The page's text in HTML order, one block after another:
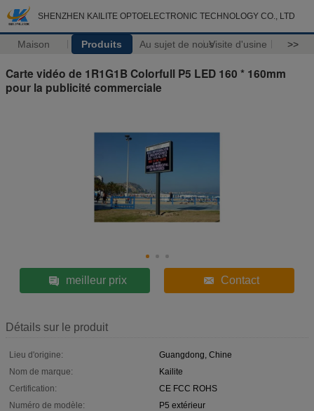
SHENZHEN KAILITE OPTOELECTRONIC TECHNOLOGY CO., LTD
Maison Produits Au sujet de nousVisite d'usine >>
Carte vidéo de 1R1G1B Colorfull P5 LED 160 * 160mm
pour la publicité commerciale
meilleur prix Contact
Détails sur le produit
Lieu d'origine:
Guangdong, Chine
Nom de marque:
Kailite
Certification:
CE FCC ROHS
Numéro de modèle:
P5 extérieur